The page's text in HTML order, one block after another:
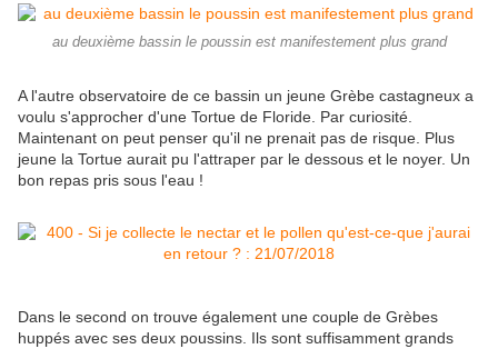
au deuxième bassin le poussin est manifestement plus grand
A l'autre observatoire de ce bassin un jeune Grèbe castagneux a
voulu s'approcher d'une Tortue de Floride. Par curiosité.
Maintenant on peut penser qu'il ne prenait pas de risque. Plus
jeune la Tortue aurait pu l'attraper par le dessous et le noyer. Un
bon repas pris sous l'eau !
Dans le second on trouve également une couple de Grèbes
huppés avec ses deux poussins. Ils sont suffisamment grands